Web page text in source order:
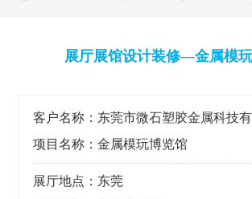
展厅展馆设计装修—金属模
客户名称：东莞市微石塑胶金属科技
项目名称：金属模玩博览馆
展厅地点：东莞